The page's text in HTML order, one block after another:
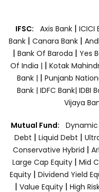
IFSC: Axis Bank | ICICI
Bank| Canara Bank |
| Bank Of Baroda | Yes
Of India | | Kotak
Bank | | Punjanb
Bank | IDFC Bank| IDBI
Vijaya
Mutual Fund:
Debt | Liquid Debt |
Conservative Hybrid |
Large Cap Equity | Mid
Equity| Dividend Yield
| Value Equity | High